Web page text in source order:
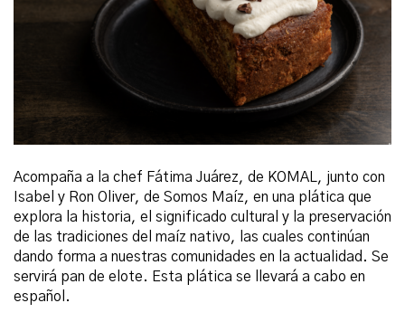
Acompaña a la chef Fátima Juárez, de KOMAL, junto con
Isabel y Ron Oliver, de Somos Maíz, en una plática que
explora la historia, el significado cultural y la preservación
de las tradiciones del maíz nativo, las cuales continúan
dando forma a nuestras comunidades en la actualidad. Se
servirá pan de elote. Esta plática se llevará a cabo en
español.